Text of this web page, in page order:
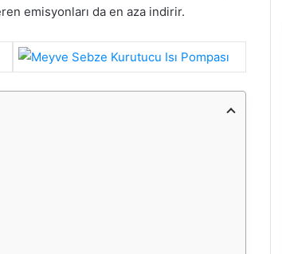
emisyonları da en aza indirir.